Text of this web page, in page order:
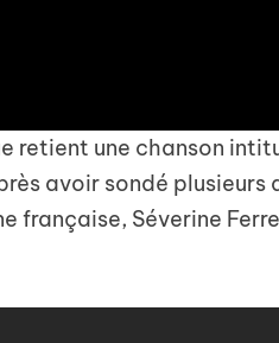
retient une chanson
avoir sondé
française, Séverine